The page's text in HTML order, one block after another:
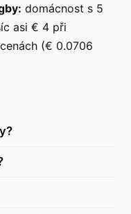
domácnost s 5
asi € 4 při
(€ 0.0706